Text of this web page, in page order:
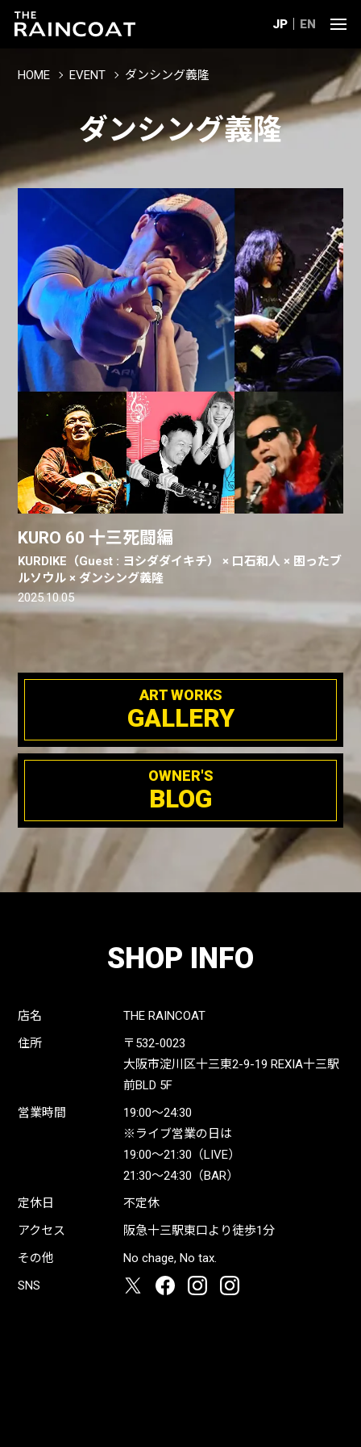
JP EN
HOME EVENT ダンシング義隆
ダンシング義隆
KURO 60 十三死闘編
KURDIKE（Guest : ヨシダダイキチ） × 口石和人 × 困ったブ
ルソウル × ダンシング義隆
2025.10.05
ART WORKS
GALLERY
OWNER'S
BLOG
SHOP INFO
店名
THE RAINCOAT
住所
〒532-0023
大阪市淀川区十三東2-9-19 REXIA十三駅
前BLD 5F
営業時間
19:00〜24:30
※ライブ営業の日は
19:00〜21:30（LIVE）
21:30〜24:30（BAR）
定休日
不定休
アクセス
阪急十三駅東口より徒歩1分
その他
No chage, No tax.
SNS